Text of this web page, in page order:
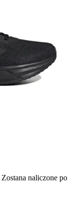
Zostana naliczone po